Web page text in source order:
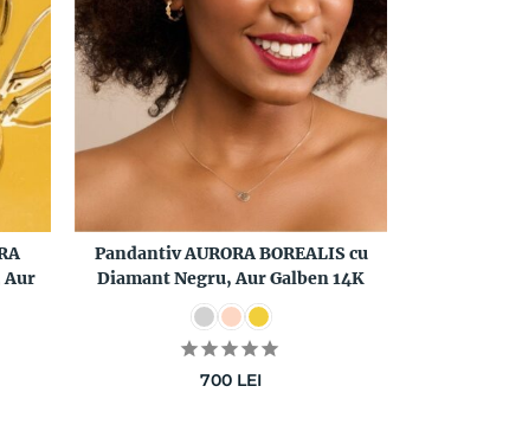
Aur
Pandantiv AURORA BOREALIS cu
Diamant Negru, Aur Galben 14K
700 LEI